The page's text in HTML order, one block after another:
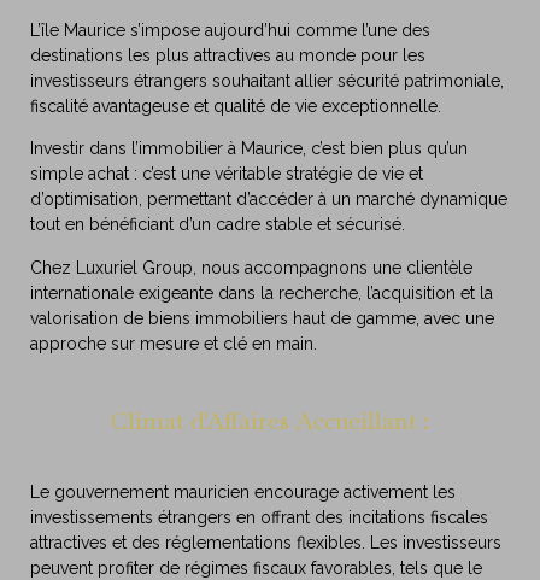
L’île Maurice s’impose aujourd’hui comme l’une des
destinations les plus attractives au monde pour les
investisseurs étrangers souhaitant allier sécurité patrimoniale,
fiscalité avantageuse et qualité de vie exceptionnelle.
Investir dans l’immobilier à Maurice, c’est bien plus qu’un
simple achat : c’est une véritable stratégie de vie et
d’optimisation, permettant d’accéder à un marché dynamique
tout en bénéficiant d’un cadre stable et sécurisé.
Chez Luxuriel Group , nous accompagnons une clientèle
internationale exigeante dans la recherche, l’acquisition et la
valorisation de biens immobiliers haut de gamme, avec une
approche sur mesure et clé en main.
Climat d'Affaires Accueillant :
Le gouvernement mauricien encourage activement les
investissements étrangers en offrant des incitations fiscales
attractives et des réglementations flexibles. Les investisseurs
peuvent profiter de régimes fiscaux favorables, tels que le